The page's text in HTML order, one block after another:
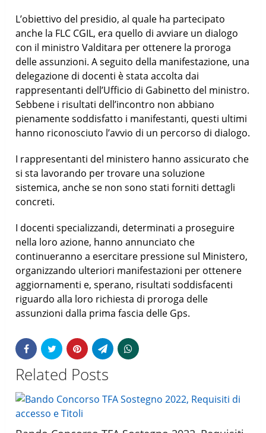
L’obiettivo del presidio, al quale ha partecipato
anche la FLC CGIL, era quello di avviare un dialogo
con il ministro Valditara per ottenere la proroga
delle assunzioni. A seguito della manifestazione, una
delegazione di docenti è stata accolta dai
rappresentanti dell’Ufficio di Gabinetto del ministro.
Sebbene i risultati dell’incontro non abbiano
pienamente soddisfatto i manifestanti, questi ultimi
hanno riconosciuto l’avvio di un percorso di dialogo.
I rappresentanti del ministero hanno assicurato che
si sta lavorando per trovare una soluzione
sistemica, anche se non sono stati forniti dettagli
concreti.
I docenti specializzandi, determinati a proseguire
nella loro azione, hanno annunciato che
continueranno a esercitare pressione sul Ministero,
organizzando ulteriori manifestazioni per ottenere
aggiornamenti e, sperano, risultati soddisfacenti
riguardo alla loro richiesta di proroga delle
assunzioni dalla prima fascia delle Gps.
Related Posts